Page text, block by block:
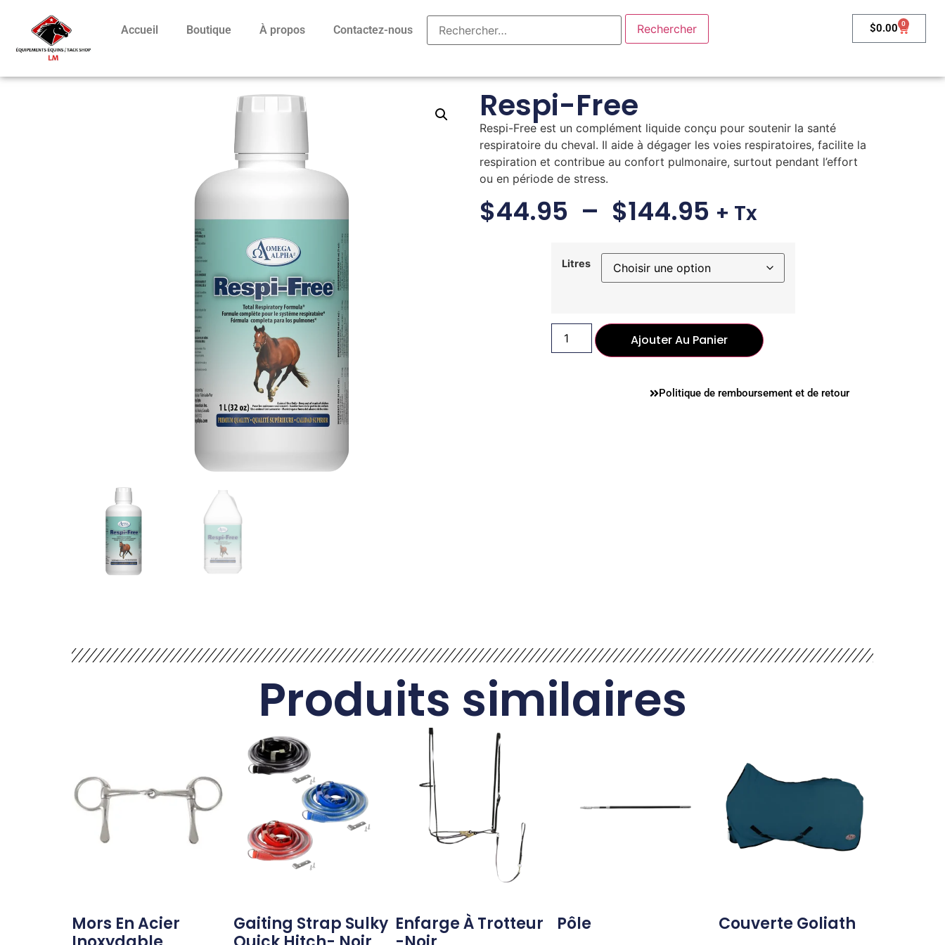
Accueil Boutique À propos Contactez-nous $0.00 0
Respi-Free
Respi-Free est un complément liquide conçu pour soutenir la santé
respiratoire du cheval. Il aide à dégager les voies respiratoires, facilite la
respiration et contribue au confort pulmonaire, surtout pendant l’effort
ou en période de stress.
$44.95 – $144.95 + Tx
Litres
Ajouter Au Panier
Politique de remboursement et de retour
Produits similaires
Mors En Acier
Gaiting Strap Sulky Enfarge À Trotteur
Pôle Couverte Goliath